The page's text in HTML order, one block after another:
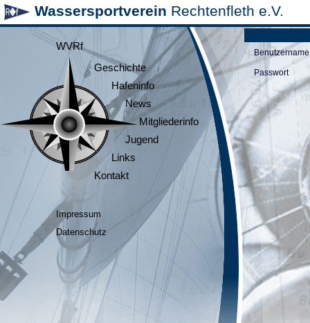
Wassersportverein Rechtenfleth e.V.
WVRf
Geschichte
Hafeninfo
News
Mitgliederinfo
Jugend
Links
Kontakt
Impressum
Datenschutz
Benutzername
Passwort